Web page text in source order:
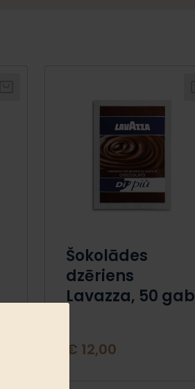
Šokolādes
dzēriens
Lavazza, 50 gab
€ 12,00